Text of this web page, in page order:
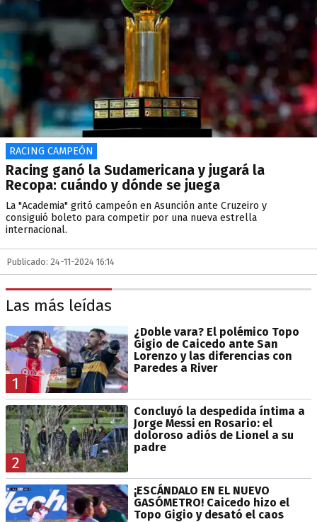
RACING CAMPEÓN
Racing ganó la Sudamericana y jugará la
Recopa: cuándo y dónde se juega
La "Academia" gritó campeón en Asunción ante Cruzeiro y
consiguió boleto para competir por una nueva estrella
internacional.
Publicado: 24-11-2024 16:14
Las más leídas
1
¿Doble vara? El polémico Topo
Gigio de Caicedo ante San
Lorenzo y las diferencias con
Paredes a River
2
Concluyó la despedida íntima a
Jorge Messi en Rosario: el
doloroso adiós de Lionel a su
padre
¡ESCÁNDALO EN EL NUEVO
GASÓMETRO! Caicedo hizo el
Topo Gigio y desató el caos